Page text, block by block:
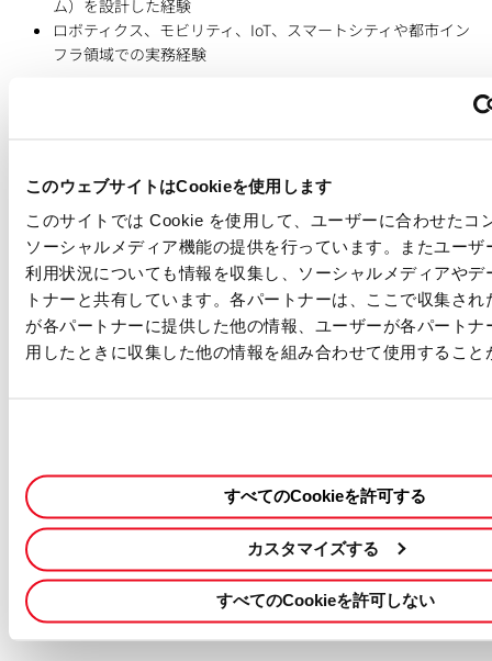
このウェブサイトはCookieを使用します
このサイトでは Cookie を使用して、ユーザーに合わせたコ
ソーシャルメディア機能の提供を行っています。またユーザ
利用状況についても情報を収集し、ソーシャルメディアやデ
トナーと共有しています。各パートナーは、ここで収集さ
が各パートナーに提供した他の情報、ユーザーが各パートナ
用したときに収集した他の情報を組み合わせて使用すること
すべてのCookieを許可する
カスタマイズする
すべてのCookieを許可しない
ム）を設計した経験
ロボティクス、モビリティ、IoT、スマートシティや都市イン
フラ領域での実務経験
す。つきましては、いずれか一方のみにご応募いただきますようお
願い申し上げます。
・ご応募の際には、できるだけ英文レジュメのご提出をお願いして
おりますが、何らかの理由で日本語職務経歴書をご提出いただいた
場合、ポジションによっては選考過程で英文レジュメの提出をお願い
することがございますので、あらかじめご了承ください。
待遇・福利厚生
・休日：土日、祝日、その他当社が定めた日
・社会保険：健康保険、厚生年金保険、労災保険、雇用保険、介護
保険
・住宅手当
・退職金制度
・レンタカーサポート
・社内研修制度（ソフトウェア学習・語学学習）